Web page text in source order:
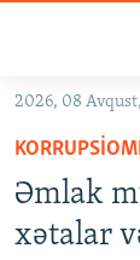
Əsas
qayıt
Əsas
naviqasiyaya
qayıt
GÜNDƏM
#İZAHLA
2026, 08
Əmlak
xətalar